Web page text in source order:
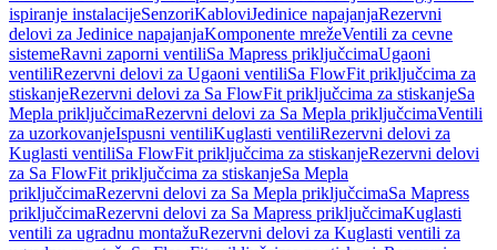
ispiranje instalacijeSenzoriKabloviJedinice napajanjaRezervni
delovi za Jedinice napajanjaKomponente mrežeVentili za cevne
sistemeRavni zaporni ventiliSa Mapress priključcimaUgaoni
ventiliRezervni delovi za Ugaoni ventiliSa FlowFit priključcima za
stiskanjeRezervni delovi za Sa FlowFit priključcima za stiskanjeSa
Mepla priključcimaRezervni delovi za Sa Mepla priključcimaVentili
za uzorkovanjeIspusni ventiliKuglasti ventiliRezervni delovi za
Kuglasti ventiliSa FlowFit priključcima za stiskanjeRezervni delovi
za Sa FlowFit priključcima za stiskanjeSa Mepla
priključcimaRezervni delovi za Sa Mepla priključcimaSa Mapress
priključcimaRezervni delovi za Sa Mapress priključcimaKuglasti
ventili za ugradnu montažuRezervni delovi za Kuglasti ventili za